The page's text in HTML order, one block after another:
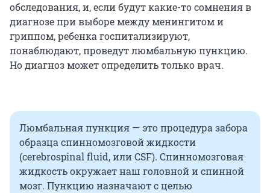
обследования, и, если будут какие-то сомнения в
диагнозе при выборе между менингитом и
гриппом, ребенка госпитализируют,
понаблюдают, проведут люмбальную пункцию.
Но диагноз может определить только врач.
Люмбальная пункция — это процедура забора
образца спинномозговой жидкости
(cerebrospinal fluid, или CSF). Спинномозговая
жидкость окружает наш головной и спинной
мозг. Пункцию назначают с целью